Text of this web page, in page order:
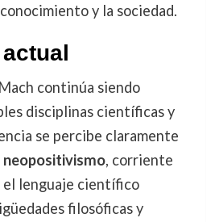
y la sociedad.
continúa siendo
disciplinas científicas y
se percibe claramente
neopositivismo, corriente
el lenguaje científico
filosóficas y